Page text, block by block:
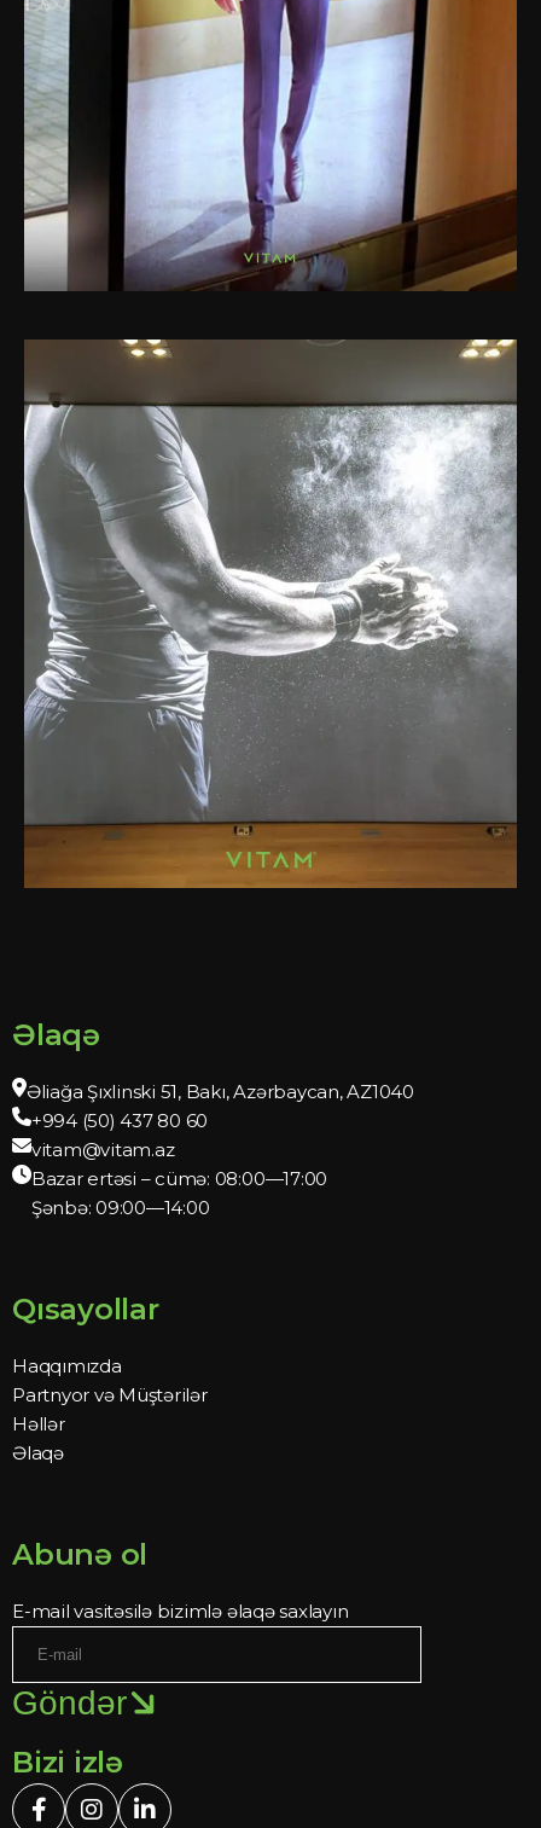
Əlaqə
Əliağa Şıxlinski 51, Bakı, Azərbaycan, AZ1040
+994 (50) 437 80 60
vitam@vitam.az
Bazar ertəsi – cümə: 08:00—17:00
Şənbə: 09:00—14:00
Qısayollar
Haqqımızda
Partnyor və Müştərilər
Həllər
Əlaqə
Abunə ol
E-mail vasitəsilə bizimlə əlaqə saxlayın
Göndər
Bizi izlə